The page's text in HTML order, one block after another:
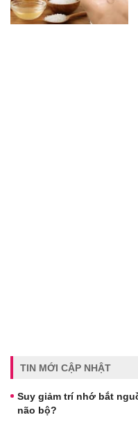
TIN MỚI CẬP NHẬT
Suy giảm trí nhớ bắt
não bộ?